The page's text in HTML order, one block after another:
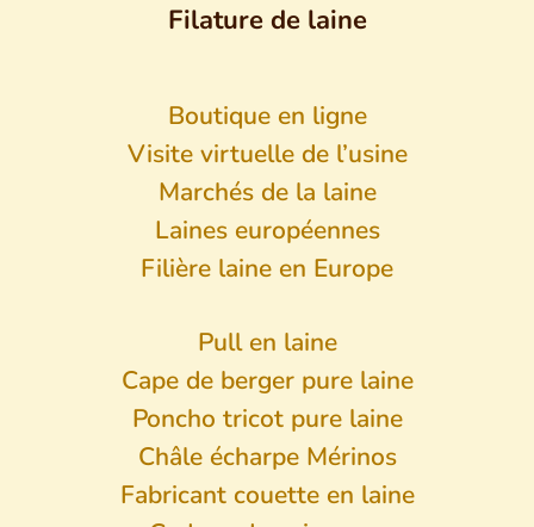
Filature de laine
Boutique en ligne
Visite virtuelle de l’usine
Marchés de la laine
Laines européennes
Filière laine en Europe
Pull en laine
Cape de berger pure laine
Poncho tricot pure laine
Châle écharpe Mérinos
Fabricant couette en laine